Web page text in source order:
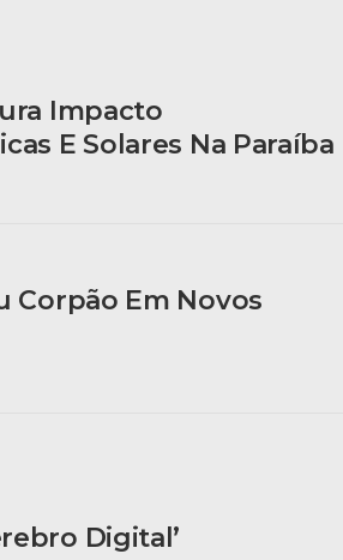
Impacto
E Solares Na Paraíba
Corpão Em Novos
Digital’